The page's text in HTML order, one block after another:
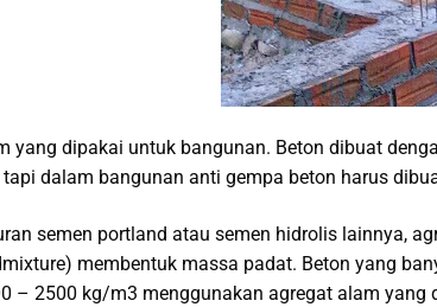
yang dipakai untuk bangunan. Beton dibuat
dalam bangunan anti gempa beton harus
semen portland atau semen hidrolis lainnya,
membentuk massa padat. Beton yang
– 2500 kg/m3 menggunakan agregat alam